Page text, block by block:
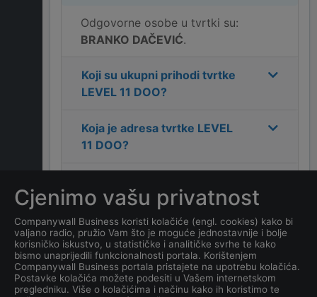
Odgovorne osobe u tvrtki su:
BRANKO DAČEVIĆ.
Koji su ukupni prihodi tvrtke
LEVEL 11 DOO?
Koja je adresa tvrtke LEVEL
11 DOO?
11 DOO?
Koliko ima zaposlenih
kompanijaLEVEL 11 DOO?
Koji je datum osnivanja
Cjenimo vašu privatnost
Companywall Business koristi kolačiće (engl. cookies) kako bi
valjano radio, pružio Vam što je moguće jednostavnije i bolje
korisničko iskustvo, u statističke i analitičke svrhe te kako
bismo unaprijedili funkcionalnosti portala. Korištenjem
Companywall Business portala pristajete na upotrebu kolačića.
Postavke kolačića možete podesiti u Vašem internetskom
pregledniku. Više o kolačićima i načinu kako ih koristimo te